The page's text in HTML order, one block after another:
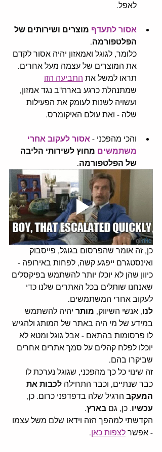
לאפל.
אסור לתעדף מוצרים ושירותים של
הפלטפורמה.
כלומר, לגוגל ואמאזון יהיה אסור לקדם
את המוצרים של עצמה מעל אחרים.
תראו למשל את התביעה הזו
שמתנהלת כרגע בארה"ב נגד אמזון,
ועשויה לשנות לעומק את הפעילות
שלה - ואת עולם האיקומרס.
והכי מהפכני - אסור לעקוב אחרי
משתמשים מחוץ לשירותי הליבה
של הפלטפורמה.
כן, זה אומר שהפרסום בגוגל, פייסבוק
ואינסטגרם ייפגע קשה, לפחות באירופה -
כיוון שהן לא יוכלו יותר להשתמש בפיקסלים
שאנחנו שותלים בכל האתרים שלנו כדי
לעקוב אחרי המשתמשים.
לנו, אנשי השיווק, מותר יהיה להשתמש
במידע של מי היה באתר של המותג ולהגיש
לו פרסומות בהתאם - אבל גוגל ומטא לא
יוכלו לפלח קהלים על סמך אתרים אחרים
שביקרו בהם.
זה שינוי כל כך מהפכני, שגוגל נערכת לו
כבר שנתיים, וכבר התחילה לכבות את
המעקב הרגיל שלה בדפדפני כרום. כן,
עכשיו. כן, גם בארץ.
הקדשתי למהפך הזה וידאו שלם משל עצמו
- אפשר לצפות כאן.